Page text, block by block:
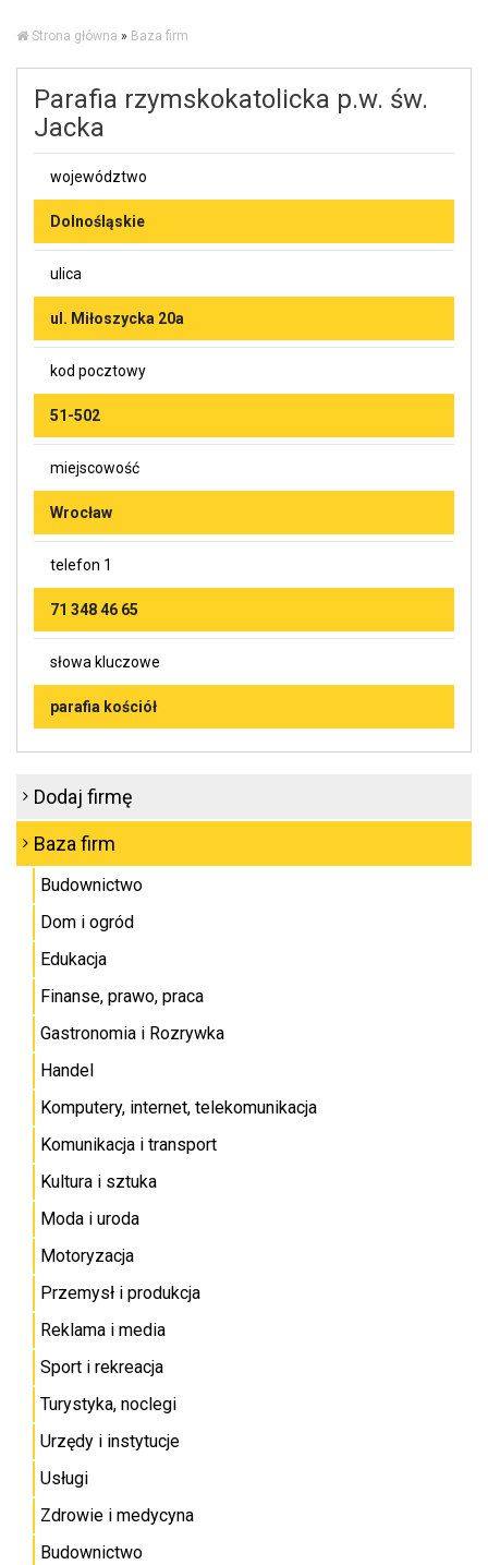
Strona główna » Baza firm
Parafia rzymskokatolicka p.w. św.
Jacka
województwo
Dolnośląskie
ulica
ul. Miłoszycka 20a
kod pocztowy
51-502
miejscowość
Wrocław
telefon 1
71 348 46 65
słowa kluczowe
parafia kościół
Dodaj firmę
Baza firm
Budownictwo
Dom i ogród
Edukacja
Finanse, prawo, praca
Gastronomia i Rozrywka
Handel
Komputery, internet, telekomunikacja
Komunikacja i transport
Kultura i sztuka
Moda i uroda
Motoryzacja
Przemysł i produkcja
Reklama i media
Sport i rekreacja
Turystyka, noclegi
Urzędy i instytucje
Usługi
Zdrowie i medycyna
Budownictwo